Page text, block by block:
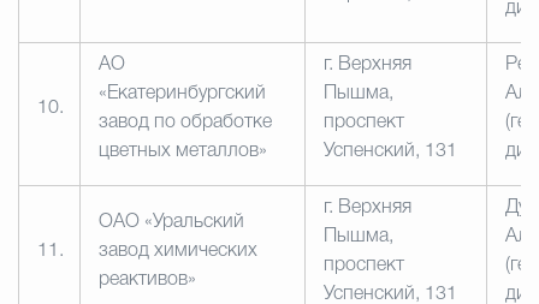
10.
АО
«Екатеринбургский
завод по обработке
цветных металлов»
г. Верхняя
Пышма,
проспект
Успенский, 131
11.
ОАО «Уральский
завод химических
реактивов»
г. Верхняя
Пышма,
проспект
Успенский, 131